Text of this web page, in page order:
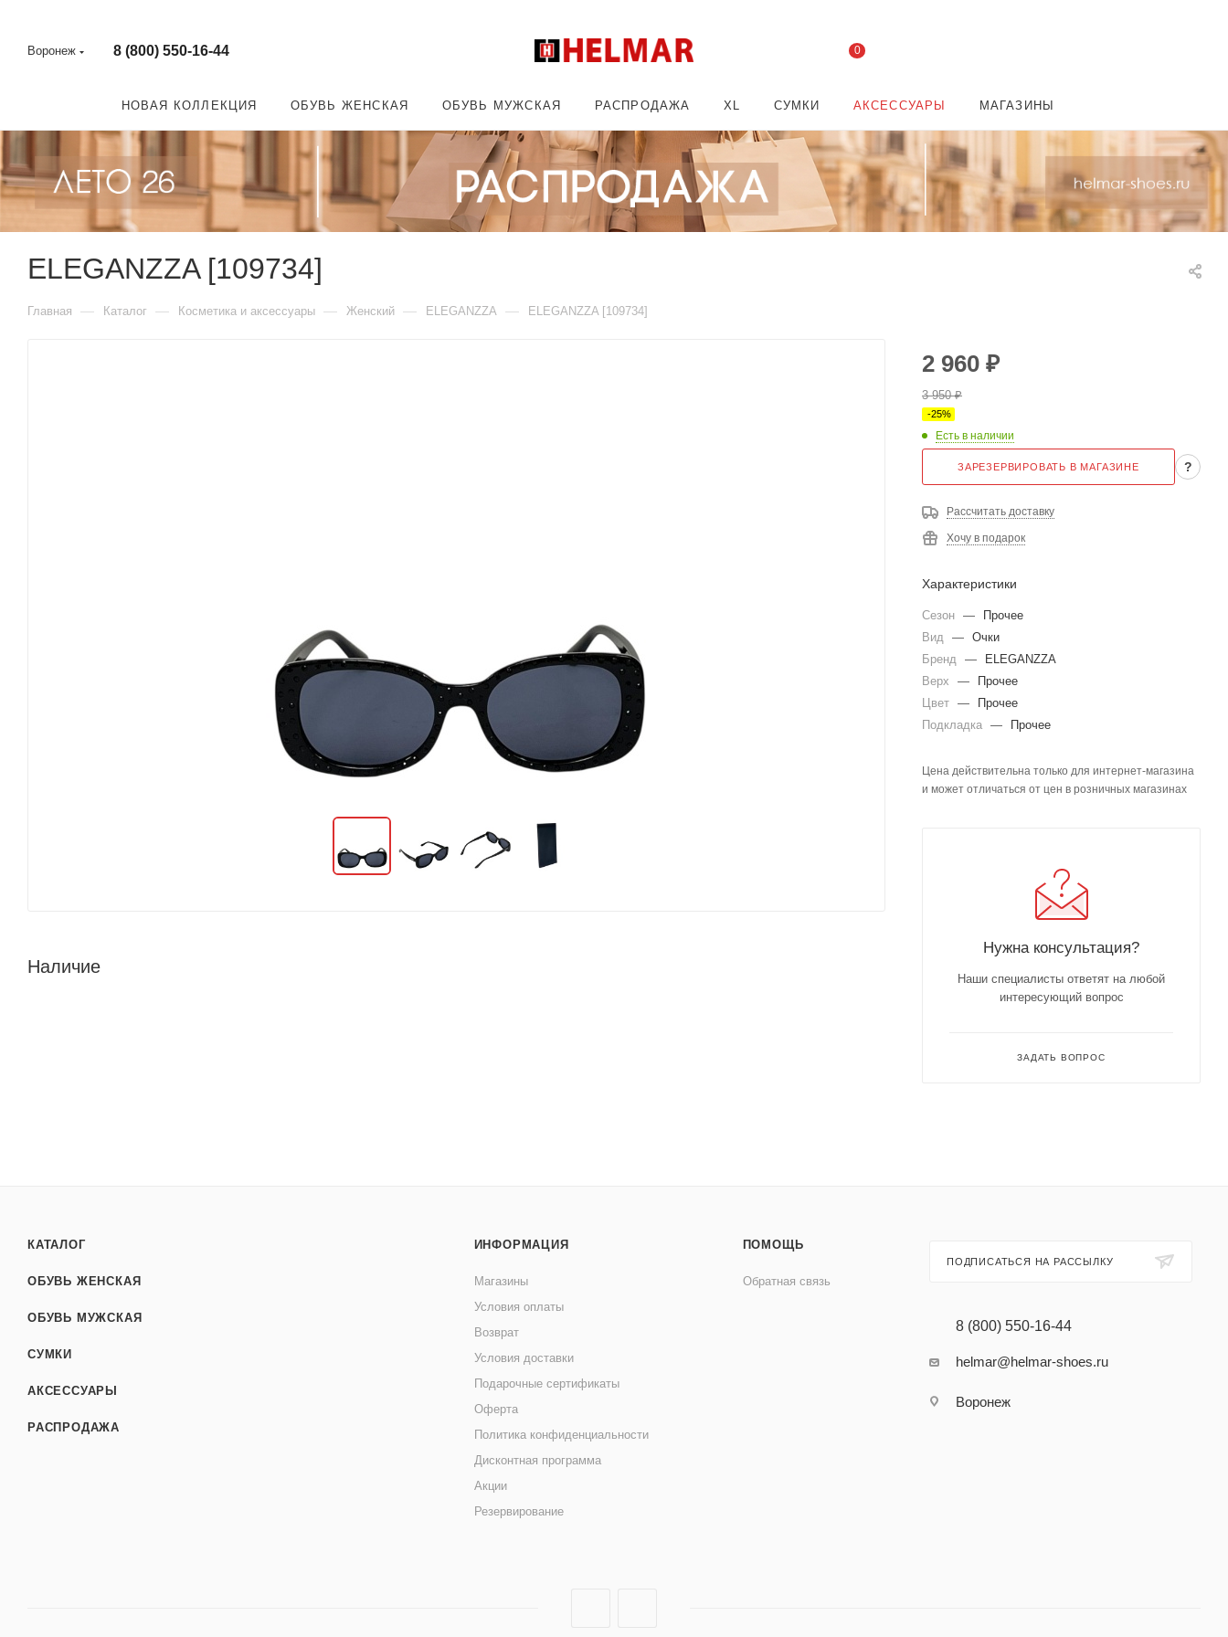
Воронеж 8 (800) 550-16-44 0
НОВАЯ КОЛЛЕКЦИЯ ОБУВЬ ЖЕНСКАЯ ОБУВЬ МУЖСКАЯ РАСПРОДАЖА XL СУМКИ АКСЕССУАРЫ МАГАЗИНЫ
ELEGANZZA [109734]
Главная — Каталог — Косметика и аксессуары — Женский — ELEGANZZA — ELEGANZZA [109734]
Наличие
2 960 ₽
3 950₽
-25%
Есть в наличии
ЗАРЕЗЕРВИРОВАТЬ В МАГАЗИНЕ ?
Рассчитать доставку
Хочу в подарок
Характеристики
Сезон —
Прочее
Вид — Очки
Бренд —
ELEGANZZA
Верх
—
Прочее
Цвет —
Прочее
Подкладка — Прочее
Цена действительна только для интернет-магазина
и может отличаться от цен в розничных магазинах
Нужна консультация?
Наши специалисты ответят на любой
интересующий вопрос
ЗАДАТЬ ВОПРОС
КАТАЛОГ
ОБУВЬ ЖЕНСКАЯ
ОБУВЬ МУЖСКАЯ
СУМКИ
АКСЕССУАРЫ
РАСПРОДАЖА
ИНФОРМАЦИЯ
Магазины
Условия оплаты
Возврат
Условия доставки
Подарочные сертификаты
Оферта
Политика конфиденциальности
Дисконтная программа
Акции
Резервирование
ПОМОЩЬ
Обратная связь
ПОДПИСАТЬСЯ НА РАССЫЛКУ
8 (800) 550-16-44
helmar@helmar-shoes.ru
Воронеж